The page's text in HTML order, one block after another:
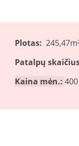
Plotas:
Patalpų
Kaina mėn.: